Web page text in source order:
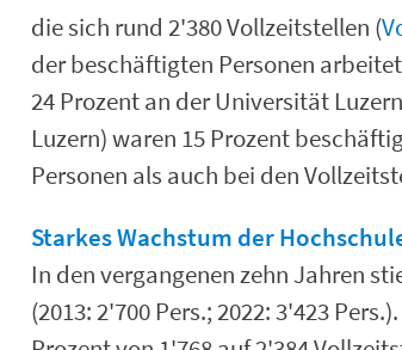
die sich rund 2'380 Vollzeitstellen (
der beschäftigten Personen
24 Prozent an der Universität
Luzern) waren 15 Prozent
Personen als auch bei den
Starkes Wachstum der
In den vergangenen zehn Jahren
(2013: 2'700 Pers.; 2022: 3'423